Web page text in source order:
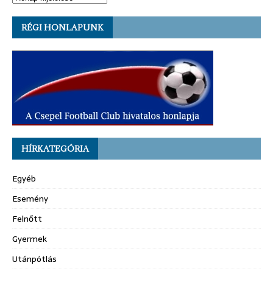
RÉGI HONLAPUNK
HÍRKATEGÓRIA
Egyéb
Esemény
Felnőtt
Gyermek
Utánpótlás